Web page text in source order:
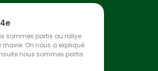
sommes partis au rallye
On nous a expliqué
nous sommes partis